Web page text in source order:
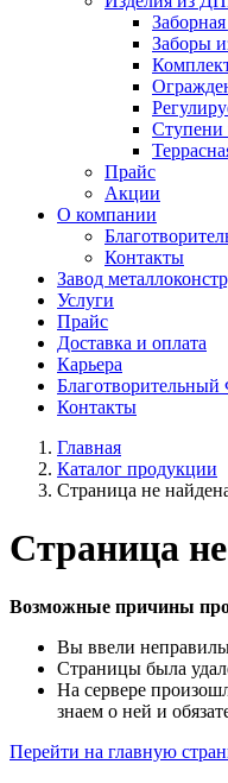
Заборы
Прайс
Акции
О компании
Контакты
Завод
Услуги
Прайс
Доставка и оплата
Карьера
Контакты
Главная
Каталог продукции
Страница не
Страница
Возможные причины
Вы ввели
Страницы была
На сервере
знаем о ней и
Перейти на главную